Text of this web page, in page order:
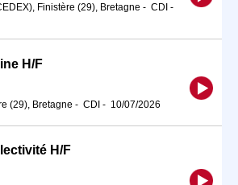
Finistère (29), Bretagne - CDI -
H/F
(29), Bretagne - CDI - 10/07/2026
H/F